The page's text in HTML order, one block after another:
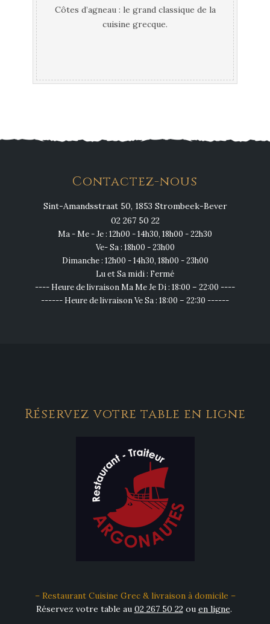
Côtes d’agneau : le grand classique de la
cuisine grecque.
Contactez-nous
Sint-Amandsstraat 50, 1853 Strombeek-Bever
02 267 50 22
Ma - Me - Je : 12h00 - 14h30, 18h00 - 22h30
Ve- Sa : 18h00 - 23h00
Dimanche : 12h00 - 14h30, 18h00 - 23h00
Lu et Sa midi : Fermé
---- Heure de livraison Ma Me Je Di : 18:00 – 22:00 ----
------ Heure de livraison Ve Sa : 18:00 – 22:30 ------
Réservez votre table en ligne
– Restaurant Cuisine Grec & livraison à domicile –
Réservez votre table au 02 267 50 22ou en ligne.